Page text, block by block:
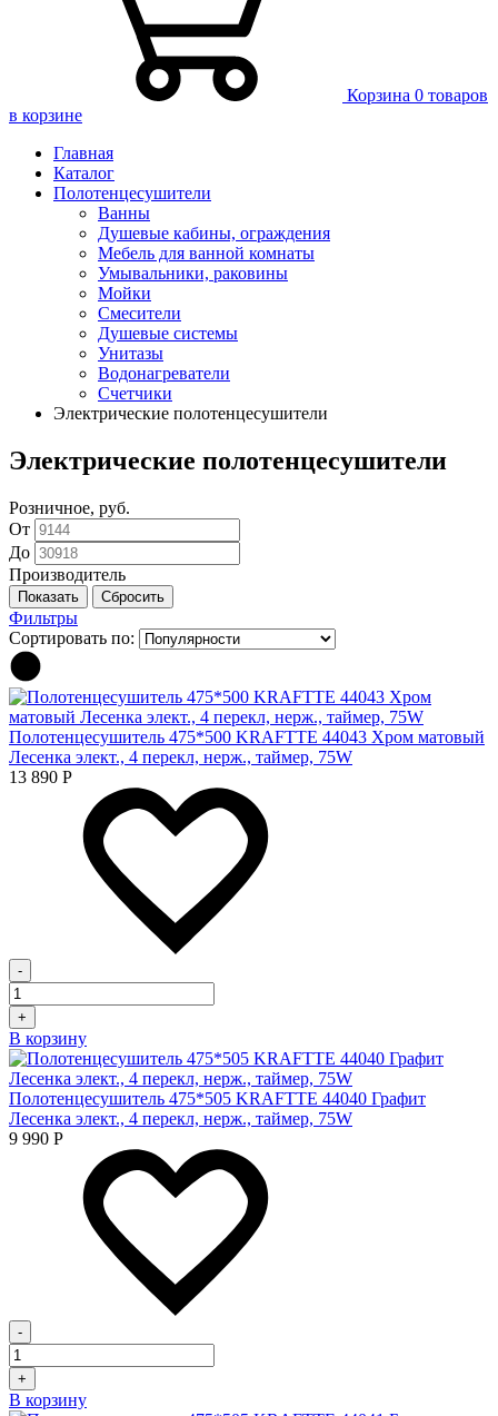
Корзина 0 товаров
в корзине
Главная
Каталог
Полотенцесушители
Ванны
Душевые кабины, ограждения
Мебель для ванной комнаты
Умывальники, раковины
Мойки
Смесители
Душевые системы
Унитазы
Водонагреватели
Счетчики
Электрические полотенцесушители
Электрические полотенцесушители
Розничное, руб.
От
До
Производитель
Фильтры
Сортировать по:
Полотенцесушитель 475*500 KRAFTTE 44043 Хром матовый
Лесенка элект., 4 перекл, нерж., таймер, 75W
13 890 Р
-
+
В корзину
Полотенцесушитель 475*505 KRAFTTE 44040 Графит
Лесенка элект., 4 перекл, нерж., таймер, 75W
9 990 Р
-
+
В корзину